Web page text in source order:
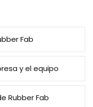
Fab
y el equipo
Rubber Fab